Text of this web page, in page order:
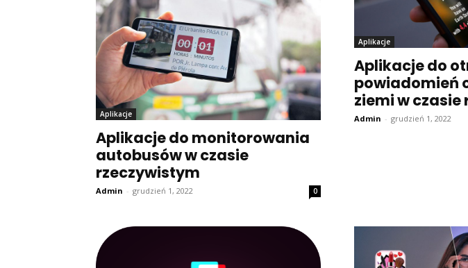
Aplikacje
Aplikacje do monitorowania
autobusów w czasie
rzeczywistym
Admin - grudzień 1, 2022 0
Aplikacje
Aplikacje do
powiadomień
ziemi w
Admin - grudzień 1, 2022